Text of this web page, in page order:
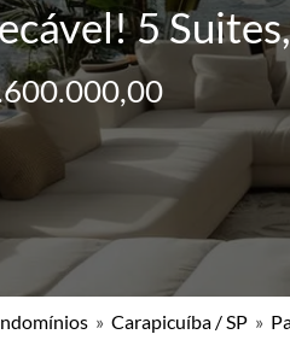
5
» Carapicuíba / SP »